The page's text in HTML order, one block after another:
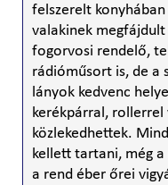
felszerelt
valakinek
fogorvosi rendelő,
rádióműsort is, de a
lányok kedvenc
kerékpárral,
közlekedhettek.
kellett tartani, még
a rend éber őrei